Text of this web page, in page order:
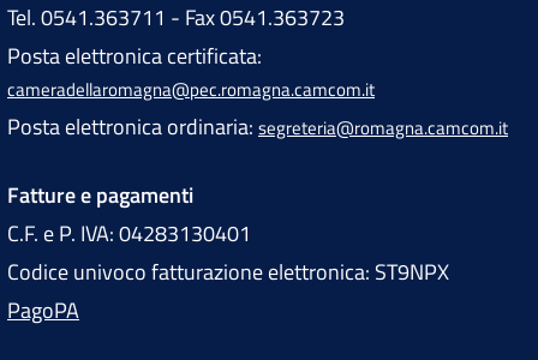
Tel. 0541.363711 - Fax 0541.363723
Posta elettronica certificata:
cameradellaromagna@pec.romagna.camcom.it
Posta elettronica ordinaria: segreteria@romagna.camcom.it
Fatture e pagamenti
C.F. e P. IVA: 04283130401
Codice univoco fatturazione elettronica: ST9NPX
PagoPA